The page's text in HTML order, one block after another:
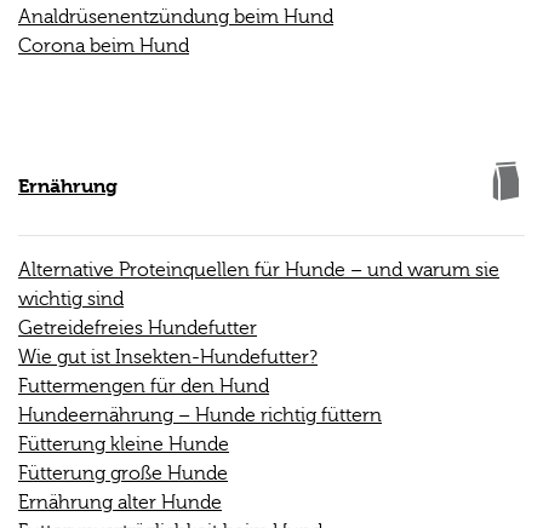
Analdrüsenentzündung beim Hund
Corona beim Hund
Ernährung
Alternative Proteinquellen für Hunde – und warum sie
wichtig sind
Getreidefreies Hundefutter
Wie gut ist Insekten-Hundefutter?
Futtermengen für den Hund
Hundeernährung – Hunde richtig füttern
Fütterung kleine Hunde
Fütterung große Hunde
Ernährung alter Hunde